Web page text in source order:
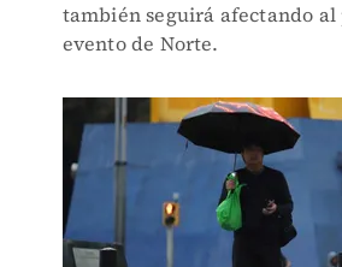
también seguirá afectando al
evento de Norte.